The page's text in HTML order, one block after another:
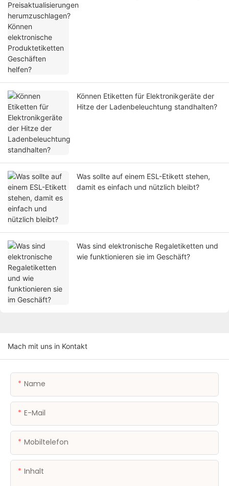
Können elektronische Produktetiketten
Können Etiketten für Elektronikgeräte der
Hitze der Ladenbeleuchtung standhalten?
Was sollte auf einem ESL-Etikett stehen,
damit es einfach und nützlich bleibt?
Was sind elektronische Regaletiketten und
wie funktionieren sie im Geschäft?
Mach mit uns in Kontakt
Name
E-Mail
Mobiltelefon
Inhalt